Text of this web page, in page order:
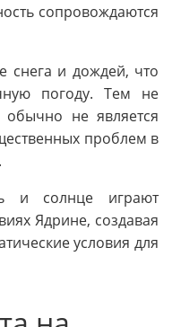
сопровождаются
и дождей, что
погоду. Тем не
не является
проблем в
и солнце играют
Ядрине, создавая
условия для